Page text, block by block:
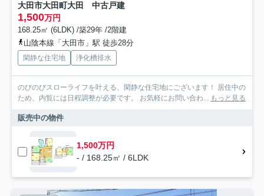
大田市大田町大田 中古戸建
1,500万円
168.25㎡ (6LDK) /築29年 /2階建
山陰本線「大田市」駅 徒歩28分
閑静な住宅地 浄化槽排水
のびのびスローライフを叶える、閑静な住宅地にございます！ 居住中の
ため、内覧には日程調整が必要です。 お気軽にお問い合わ... もっと見る
販売中の物件
1,500万円
- / 168.25㎡ / 6LDK